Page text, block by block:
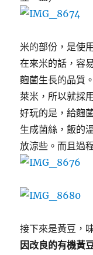
米的部份，是使用
在來米的話，容
麴菌生長的品質
萊米，所以就採
好玩的是，給麴
生成菌絲，飯的
放涼些。而且過
接下來是黃豆，
因改良的有機黃